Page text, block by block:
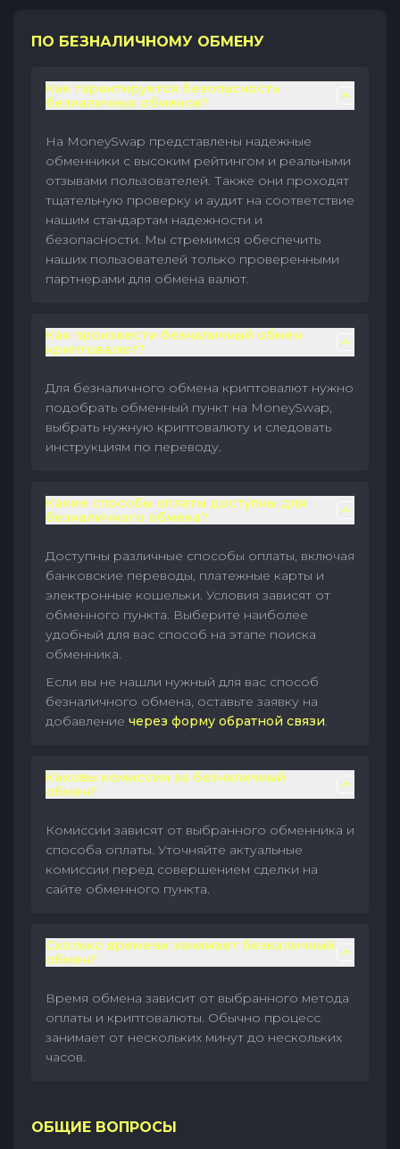
ПО БЕЗНАЛИЧНОМУ ОБМЕНУ
Как гарантируется безопасность
безналичных обменов?
На MoneySwap представлены надежные
обменники с высоким рейтингом и реальными
отзывами пользователей. Также они проходят
тщательную проверку и аудит на соответствие
нашим стандартам надежности и
безопасности. Мы стремимся обеспечить
наших пользователей только проверенными
партнерами для обмена валют.
Как произвести безналичный обмен
криптовалют?
Для безналичного обмена криптовалют нужно
подобрать обменный пункт на MoneySwap,
выбрать нужную криптовалюту и следовать
инструкциям по переводу.
Какие способы оплаты доступны для
безналичного обмена?
Доступны различные способы оплаты, включая
банковские переводы, платежные карты и
электронные кошельки. Условия зависят от
обменного пункта. Выберите наиболее
удобный для вас способ на этапе поиска
обменника.
Если вы не нашли нужный для вас способ
безналичного обмена, оставьте заявку на
добавление через форму обратной связи.
Каковы комиссии за безналичный
обмен?
Комиссии зависят от выбранного обменника и
способа оплаты. Уточняйте актуальные
комиссии перед совершением сделки на
сайте обменного пункта.
Сколько времени занимает безналичный
обмен?
Время обмена зависит от выбранного метода
оплаты и криптовалюты. Обычно процесс
занимает от нескольких минут до нескольких
часов.
ОБЩИЕ ВОПРОСЫ